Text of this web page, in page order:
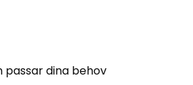
dina behov